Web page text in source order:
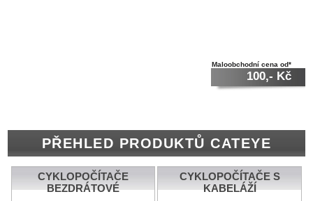
Maloobchodní cena od*
100,- Kč
PŘEHLED PRODUKTŮ CATEYE
CYKLOPOČÍTAČE
BEZDRÁTOVÉ
CYKLOPOČÍTAČE S
KABELÁŽÍ